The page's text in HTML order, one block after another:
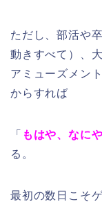
ただし、部活や
動きすべて）、
アミューズメン
からすれば
「 もはや、なに
る。
最初の数日こそ